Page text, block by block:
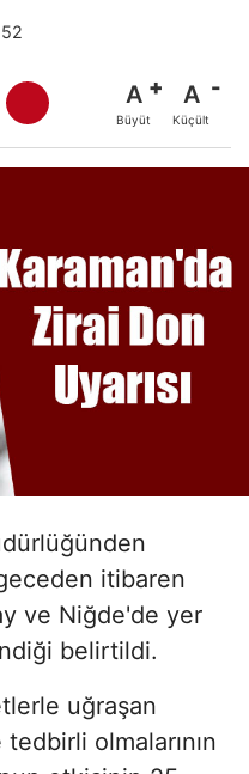
A
Büyüt
A
Küçült
itibaren
ve Niğde'de yer
belirtildi.
uğraşan
olmalarının